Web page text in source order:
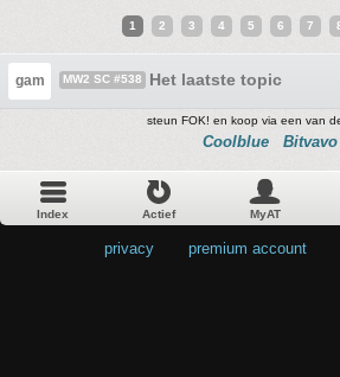
1 2 3 4 5 6 7
gam MW2 SC #538 Het laatste topic
steun FOK! en koop via een van
Coolblue Bitvavo
Index Actief MyAT
privacy premium account